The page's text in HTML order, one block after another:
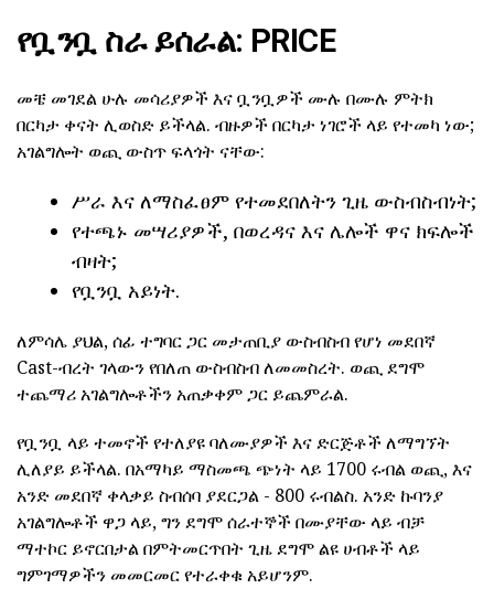
የቧንቧ ስራ ይሰራል: PRICE
መቼ መገደል ሁሉ መሳሪያዎች እና ቧንቧዎች ሙሉ በሙሉ ምትክ
በርካታ ቀናት ሊወስድ ይችላል. ብዙዎች በርካታ ነገሮች ላይ የተመካ ነው;
አገልግሎት ወጪ ውስጥ ፍላጎት ናቸው:
ሥራ እና ለማስፈፀም የተመደበለትን ጊዜ ውስብስብነት;
የተጫኑ መሣሪያዎች, በወረዳና እና ሌሎች ዋና ክፍሎች
ብዛት;
የቧንቧ አይነት.
ለምሳሌ ያህል, ሰፊ ተግባር ጋር መታጠቢያ ውስብስብ የሆነ መደበኛ
Cast-ብረት ገላውን የበለጠ ውስብስብ ለመመስረት. ወጪ ደግሞ
ተጨማሪ አገልግሎቶችን አጠቃቀም ጋር ይጨምራል.
የቧንቧ ላይ ተመኖች የተለያዩ ባለሙያዎች እና ድርጅቶች ለማግኘት
ሊለያይ ይችላል. በአማካይ ማስመጫ ጭነት ላይ 1700 ሩብል ወጪ, እና
አንድ መደበኛ ቀላቃይ ስብሰባ ያደርጋል - 800 ሩብልስ. አንድ ኩባንያ
አገልግሎቶች ዋጋ ላይ, ግን ደግሞ ሰራተኞች በሙያቸው ላይ ብቻ
ማተኮር ይኖርበታል በምትመርጥበት ጊዜ ደግሞ ልዩ ሀብቶች ላይ
ግምገማዎችን መመርመር የተራቀቁ አይሆንም.